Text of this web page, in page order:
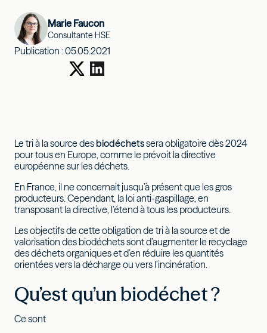
Marie Faucon
Consultante HSE
Publication :05.05.2021
Le tri à la source des biodéchetssera obligatoire dès 2024
pour tous en Europe, comme le prévoit la directive
européenne sur les déchets.
En France, il ne concernait jusqu’à présent que les gros
producteurs. Cependant, la loi anti-gaspillage, en
transposant la directive, l’étend à tous les producteurs.
Les objectifs de cette obligation de tri à la source et de
valorisation des biodéchets sont d’augmenter le recyclage
des déchets organiques et d’en réduire les quantités
orientées vers la décharge ou vers l’incinération.
Qu’est qu’un biodéchet ?
Ce sont